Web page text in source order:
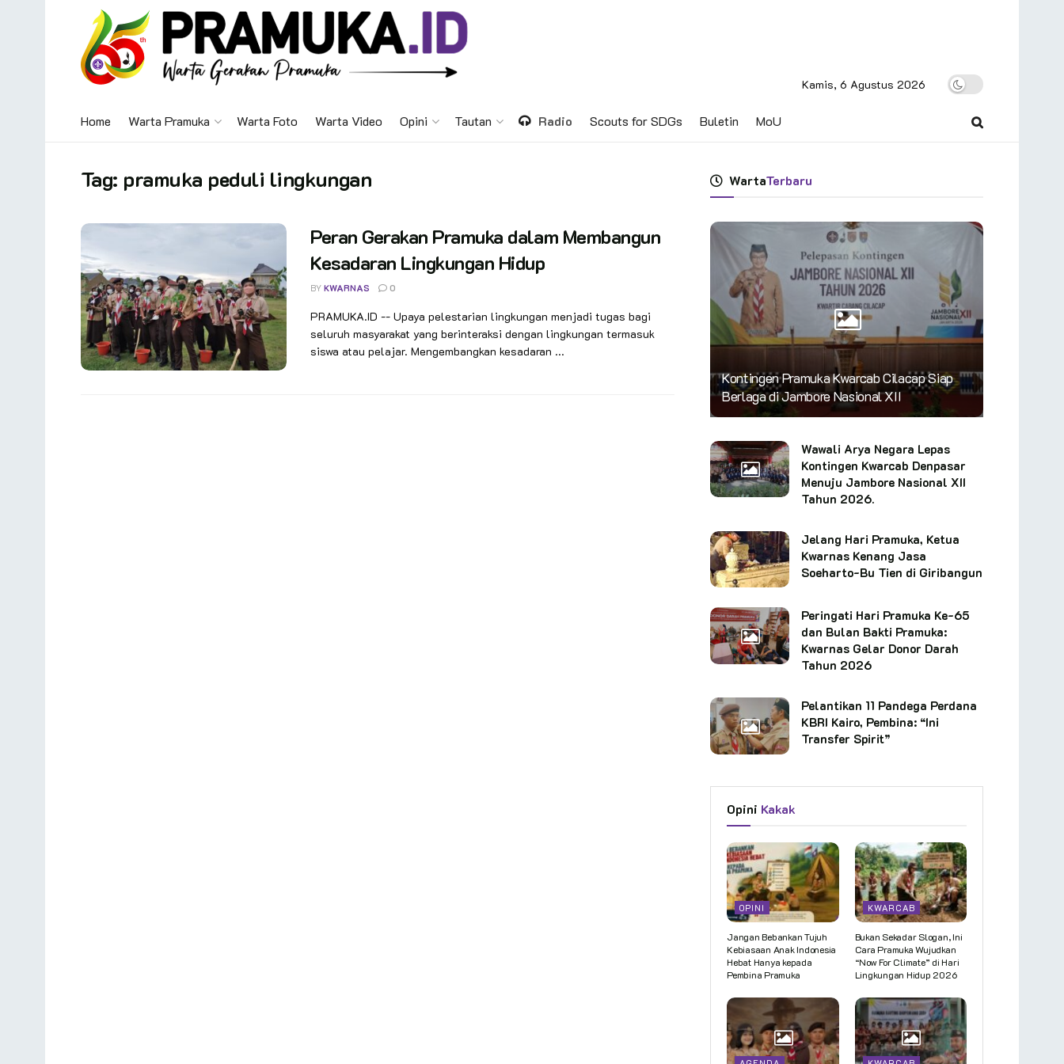
Kamis, 6 Agustus 2026
Home Warta Pramuka Warta Foto Warta Video Opini Tautan Radio Scouts for SDGs Buletin MoU
Tag: pramuka peduli lingkungan
Peran Gerakan Pramuka dalam Membangun
Kesadaran Lingkungan Hidup
BY KWARNAS 0
PRAMUKA.ID -- Upaya pelestarian lingkungan menjadi tugas bagi
seluruh masyarakat yang berinteraksi dengan lingkungan termasuk
siswa atau pelajar. Mengembangkan kesadaran ...
WartaTerbaru
Kontingen Pramuka Kwarcab Cilacap Siap
Berlaga di Jambore Nasional XII
Wawali Arya Negara Lepas
Kontingen Kwarcab Denpasar
Menuju Jambore Nasional XII
Tahun 2026.
Jelang Hari Pramuka, Ketua
Kwarnas Kenang Jasa
Soeharto-Bu Tien di Giribangun
Peringati Hari Pramuka Ke-65
dan Bulan Bakti Pramuka:
Kwarnas Gelar Donor Darah
Tahun 2026
Pelantikan 11 Pandega Perdana
KBRI Kairo, Pembina: “Ini
Transfer Spirit”
Opini Kakak
OPINI
Jangan Bebankan Tujuh
Kebiasaan Anak Indonesia
Hebat Hanya kepada
Pembina Pramuka
KWARCAB
Bukan Sekadar Slogan, Ini
Cara Pramuka Wujudkan
“Now For Climate” di Hari
Lingkungan Hidup 2026